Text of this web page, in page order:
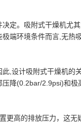
定。吸附式干燥机尤
端环境条件而言,无热
,设计吸附式干燥机的
降(0.2bar/2.9psi)和极
更高的排放压力，这